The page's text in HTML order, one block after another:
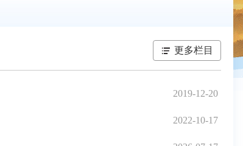
更多栏目
2019-12-20
2022-10-17